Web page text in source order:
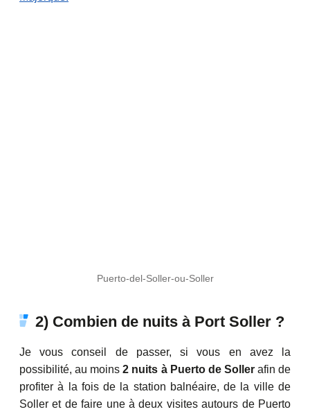
Puerto-del-Soller-ou-Soller
2) Combien de nuits à Port Soller ?
Je vous conseil de passer, si vous en avez la
possibilité, au moins2 nuits à Puerto de Sollerafin de
profiter à la fois de la station balnéaire, de la ville de
Soller et de faire une à deux visites autours de Puerto